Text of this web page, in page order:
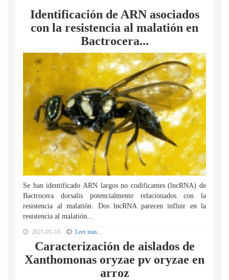
Identificación de ARN asociados
con la resistencia al malatión en
Bactrocera...
Se han identificado ARN largos no codificantes (lncRNA) de
Bactrocera dorsalis potencialmente relacionados con la
resistencia al malatión. Dos lncRNA parecen influir en la
resistencia al malatión...
2021-01-10 Leer mas...
Caracterización de aislados de
Xanthomonas oryzae pv oryzae en
arroz